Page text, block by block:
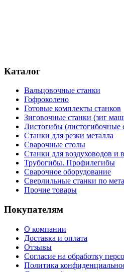
Каталог
Вальцовочные станки
Гофроколено
Готовые комплекты станков
Зиговочные станки (зиг
Листогибы (листогибочные
Станки для резки металла
Сварочные столы
Станки для воздуховодов и
Трубогибы. Профилегибы
Сварочное оборудование
Сверлильные станки по
Прочие товары
Покупателям
О компании
Доставка и оплата
Отзывы
Согласие на обработку
Политика